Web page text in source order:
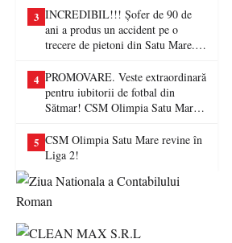
3 INCREDIBIL!!! Șofer de 90 de
ani a produs un accident pe o
trecere de pietoni din Satu Mare. O
4 PROMOVARE. Veste extraordinară
pentru iubitorii de fotbal din
Sătmar! CSM Olimpia Satu Mare
5 CSM Olimpia Satu Mare revine în
Liga 2!